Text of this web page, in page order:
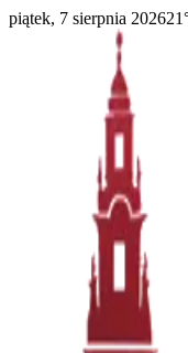
piątek, 7 sierpnia 202621